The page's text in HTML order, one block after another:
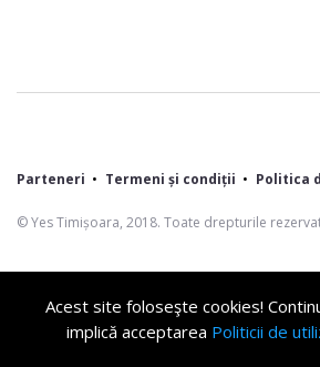
Parteneri Termeni și condiții Politica
© Yes Timișoara, 2018. Toate drepturile
Acest site foloseşte cookies!
implică acceptarea Politicii de